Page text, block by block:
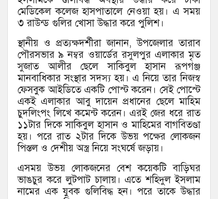
মেডিকেল কলেজ হাসপাতালে নেওয়া হয়। এ সময়
৩ রাউন্ড গুলির খোসা উদ্ধার করে পুলিশ।
স্থানীয় ও প্রত্যক্ষদর্শীরা জানান, উপজেলার তারাব
পৌরসভার ৯ নম্বর ওয়ার্ডের রসুলপুর এলাকার মৃত
সুজাত আলীর ছেলে সাকিবুল হাসান রূপগঞ্জ
মানবাধিকার সংস্থার সদস্য হয়। এ নিয়ে তার নিজস্ব
ফেসবুক আইডিতে একটি পোস্ট করেন। সেই পোস্টে
একই এলাকার আবু দায়েন প্রধানের ছেলে মাহিম
চুদলিংপং লিখে কমেন্ট করেন। এরই জের ধরে রাত
১১টার দিকে সাকিবুল হাসান ও মাহিমের বাগবিতণ্ডা
হয়। পরে রাত ২টার দিকে উভয় পক্ষের লোকজন
পিস্তল ও দেশীয় অস্ত্র নিয়ে সংঘর্ষে জড়ায়।
এসময় উভয় লোকজনের বেশ কয়েকটি বাড়িঘর
ভাঙচুর করে লুটপাট চালায়। এতে শহিদুল ইসলাম
নামের এক যুবক গুলিবিদ্ধ হন। পরে তাকে উদ্ধার